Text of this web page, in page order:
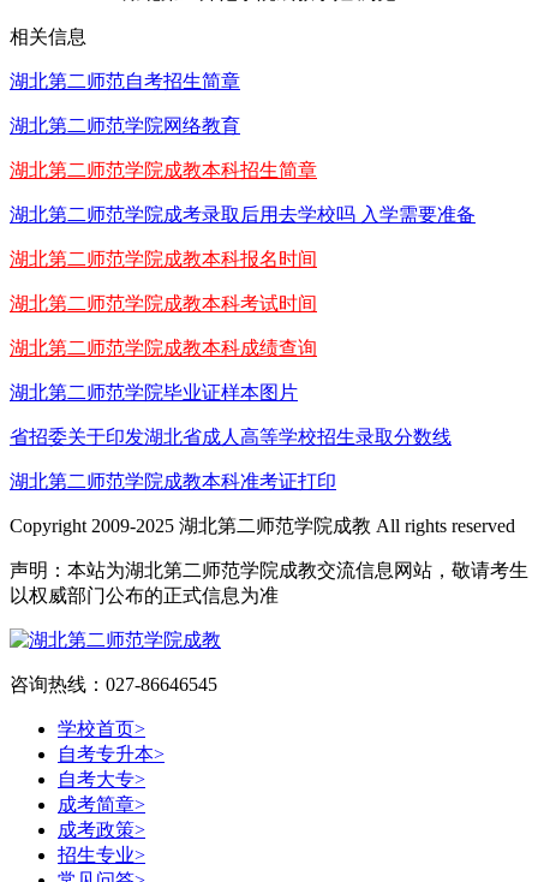
相关信息
湖北第二师范自考招生简章
湖北第二师范学院网络教育
湖北第二师范学院成教本科招生简章
湖北第二师范学院成考录取后用去学校吗 入学需要准备
湖北第二师范学院成教本科报名时间
湖北第二师范学院成教本科考试时间
湖北第二师范学院成教本科成绩查询
湖北第二师范学院毕业证样本图片
省招委关于印发湖北省成人高等学校招生录取分数线
湖北第二师范学院成教本科准考证打印
Copyright 2009-2025 湖北第二师范学院成教 All rights reserved
声明：本站为湖北第二师范学院成教交流信息网站，敬请考生
以权威部门公布的正式信息为准
咨询热线：027-86646545
学校首页>
自考专升本>
自考大专>
成考简章>
成考政策>
招生专业>